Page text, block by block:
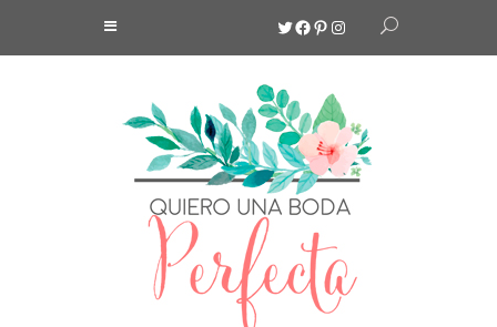
Twitter
Facebook
Pinterest
Instagram